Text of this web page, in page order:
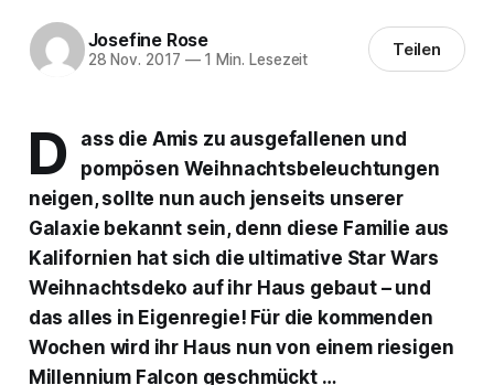
Josefine Rose
28 Nov. 2017 —1 Min. Lesezeit Teilen
D
ass die Amis zu ausgefallenen und
pompösen Weihnachtsbeleuchtungen
neigen, sollte nun auch jenseits unserer
Galaxie bekannt sein, denn diese Familie aus
Kalifornien hat sich die ultimative Star Wars
Weihnachtsdeko auf ihr Haus gebaut – und
das alles in Eigenregie! Für die kommenden
Wochen wird ihr Haus nun von einem riesigen
Millennium Falcon geschmückt …